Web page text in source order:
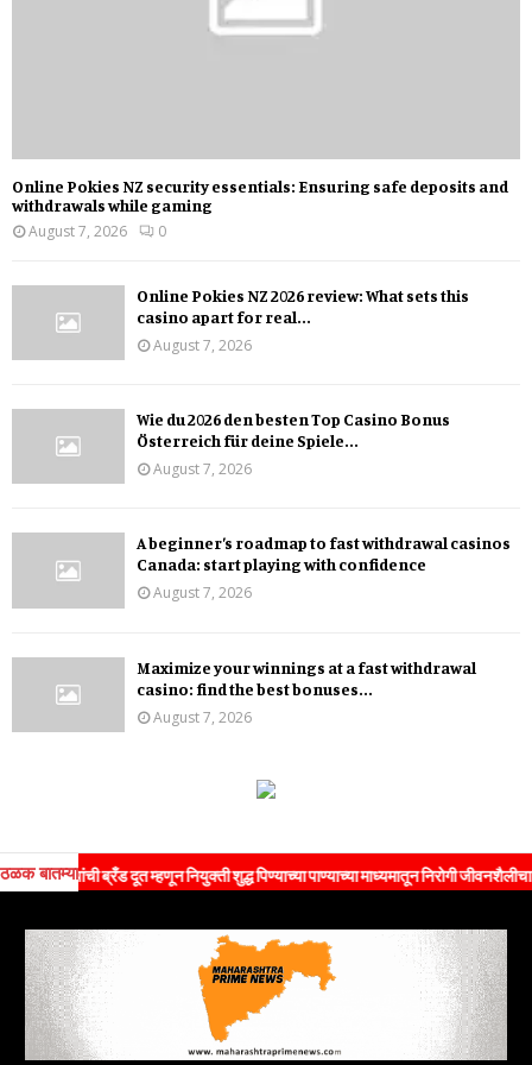
Online Pokies NZ security essentials: Ensuring safe deposits and
withdrawals while gaming
August 7, 2026
0
Online Pokies NZ 2026 review: What sets this
casino apart for real...
August 7, 2026
Wie du 2026 den besten Top Casino Bonus
Österreich für deine Spiele...
August 7, 2026
A beginner’s roadmap to fast withdrawal casinos
Canada: start playing with confidence
August 7, 2026
Maximize your winnings at a fast withdrawal
casino: find the best bonuses...
August 7, 2026
ठळक बातम्या
ब्रँड दूत म्हणून नियुक्ती शुद्ध पिण्याच्या पाण्याच्या माध्यमातून निरोगी जीवनशैलीचा संदेश